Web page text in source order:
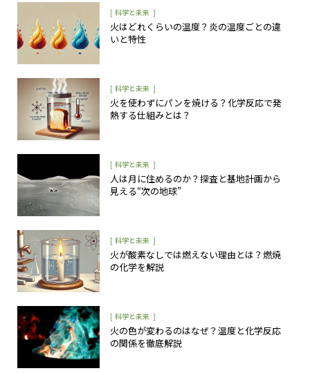
[ 科学と未来 ]
火はどれくらいの温度？炎の温度ごとの違
いと特性
[ 科学と未来 ]
火を使わずにパンを焼ける？化学反応で発
熱する仕組みとは？
[ 科学と未来 ]
人は月に住めるのか？探査と基地計画から
見える“次の地球”
[ 科学と未来 ]
火が酸素なしでは燃えない理由とは？燃焼
の化学を解説
[ 科学と未来 ]
火の色が変わるのはなぜ？温度と化学反応
の関係を徹底解説